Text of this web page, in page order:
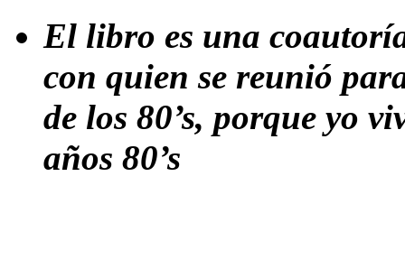
El libro es una
con quien se reunió
de los 80’s, porque yo
años 80’s